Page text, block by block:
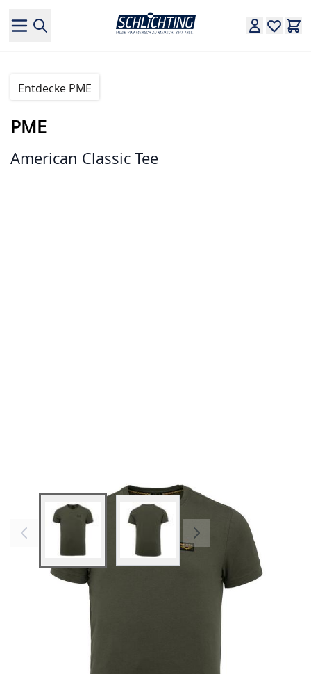
Entdecke PME
PME
American Classic Tee
View larger image View larger image